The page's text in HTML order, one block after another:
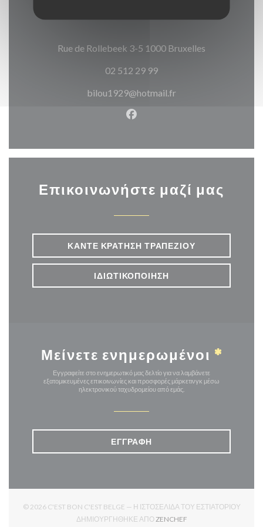
Rue de Rollebeek 3-5 1000 Bruxelles
02 512 29 99
bilou1929@hotmail.fr
Facebook ((ανοίγει σε νέο
Επικοινωνήστε μαζί μας
ΚΆΝΤΕ ΚΡΆΤΗΣΗ ΤΡΑΠΕΖΙΟΎ
ΙΔΙΩΤΙΚΟΠΟΊΗΣΗ
Μείνετε ενημερωμένοι *
Εγγραφείτε στο ενημερωτικό μας δελτίο για να λαμβάνετε
εξατομικευμένες επικοινωνίες και προσφορές μάρκετινγκ μέσω
ηλεκτρονικού ταχυδρομείου από εμάς.
ΕΓΓΡΑΦΉ
© 2026 C'EST BON C'EST BELGE — Η ΙΣΤΟΣΕΛΊΔΑ ΤΟΥ ΕΣΤΙΑΤΟΡΊΟΥ
ΔΗΜΙΟΥΡΓΉΘΗΚΕ ΑΠΌZENCHEF((ΑΝΟΊΓΕΙ ΣΕ ΝΈΟ